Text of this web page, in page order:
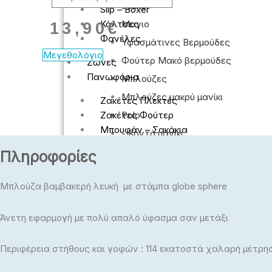
Jeans
Μαγιο
Υφασμάτινες Βερμούδες
Φούτερ Μακό βερμούδες
Μπλούζες
Μπλούζες μακρύ μανίκι
Polo
- Κοντό μανίκι
Πλεκτά
Πιτζάμες
Slip – Boxer
Κάλτσες
Φανέλες
Ζώνες
Πανωφόρια
Ζακέτες Πλεκτές
Ζακέτες Φούτερ
Μπουφάν – Σακάκια
Ρούχα Εργασίας
Βερμούδες
Jeans
Υφασμάτινες Βερμούδες
13,90€
Μεγεθολόγιο
Πληροφορίες
Μπλούζα βαμβακερή λευκή με στάμπα globe sphere
Άνετη εφαρμογή με πολύ απαλό ύφασμα σαν μετάξι
Περιφέρεια στήθους και γοφών : 114 εκατοστά χαλαρή